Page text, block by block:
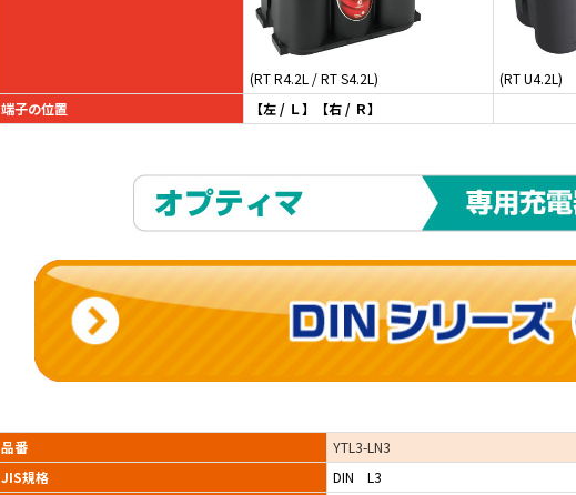
(RT R4.2L / RT S4.2L)
(RT U4.2L)
端子の位置
【左 / Ｌ】【右 / Ｒ】
品番
YTL3-LN3
JIS規格
DIN L3